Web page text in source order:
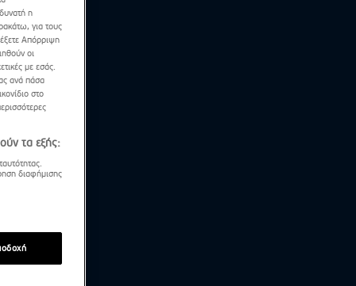
η
για τους
Απόρριψη
οι
με εσάς.
ανά πάσα
στο
τα εξής:
διαφήμισης